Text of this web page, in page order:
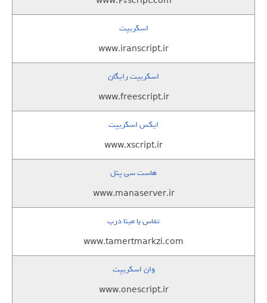
اسکریپت
www.iranscript.ir
اسکریپت رایگان
www.freescript.ir
ایکس اسکریپت
www.xscript.ir
هاست سی پنل
www.manaserver.ir
تماس با مینا درب
www.tamertmarkzi.com
وان اسکریپت
www.onescript.ir